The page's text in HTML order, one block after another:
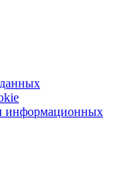
информационных